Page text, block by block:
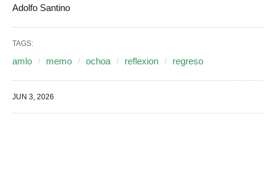
Adolfo Santino
TAGS:
amlo memo ochoa reflexion regreso
JUN 3, 2026